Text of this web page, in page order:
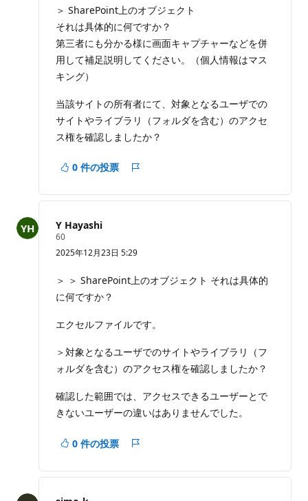
を
非
表
示
に
す
イ
ン
ト
＞ SharePoint上のオブジェクト
それは具体的に何ですか？
第三者にも分かる様に画面キャプチャーなどを併
用して補足説明してください。（個人情報はマス
キング）
当該サイトの所有者にて、対象となるユーザでの
サイトやライブラリ（フォルダを含む）のアクセ
ス権を確認しましたか？
0 件の投票
レ
ー
Y Hayashi
60評
の
イ
ト
2025年12月23日 5:29
＞ ＞ SharePoint上のオブジェクト それは具体的
に何ですか？
エクセルファイルです。
＞対象となるユーザでのサイトやライブラリ（フ
ォルダを含む）のアクセス権を確認しましたか？
確認した範囲では、アクセスできるユーザーとで
きないユーザーの違いはありませんでした。
0 件の投票
ー